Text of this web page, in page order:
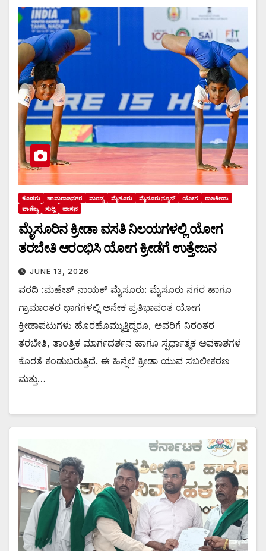
ಕೊಡಗು ಚಾಮರಾಜನಗರ ಮಂಡ್ಯ ಮೈಸೂರು ಮೈಸೂರು ನ್ಯೂಸ್ ಯೋಗ
ರಾಜಕೀಯ
ವಾಣಿಜ್ಯ
ಸುದ್ದಿ ಹಾಸನ
ಮೈಸೂರಿನ ಕ್ರೀಡಾ ವಸತಿ ನಿಲಯಗಳಲ್ಲಿ ಯೋಗ
ತರಬೇತಿ ಆರಂಭಿಸಿ ಯೋಗ ಕ್ರೀಡೆಗೆ ಉತ್ತೇಜನ
JUNE 13, 2026
ವರದಿ :ಮಹೇಶ್ ನಾಯಕ್ ಮೈಸೂರು: ಮೈಸೂರು ನಗರ ಹಾಗೂ
ಗ್ರಾಮಾಂತರ ಭಾಗಗಳಲ್ಲಿ ಅನೇಕ ಪ್ರತಿಭಾವಂತ ಯೋಗ
ಕ್ರೀಡಾಪಟುಗಳು ಹೊರಹೊಮ್ಮುತ್ತಿದ್ದರೂ, ಅವರಿಗೆ ನಿರಂತರ
ತರಬೇತಿ, ತಾಂತ್ರಿಕ ಮಾರ್ಗದರ್ಶನ ಹಾಗೂ ಸ್ಪರ್ಧಾತ್ಮಕ ಅವಕಾಶಗಳ
ಕೊರತೆ ಕಂಡುಬರುತ್ತಿದೆ. ಈ ಹಿನ್ನೆಲೆ ಕ್ರೀಡಾ ಯುವ ಸಬಲೀಕರಣ
ಮತ್ತು…